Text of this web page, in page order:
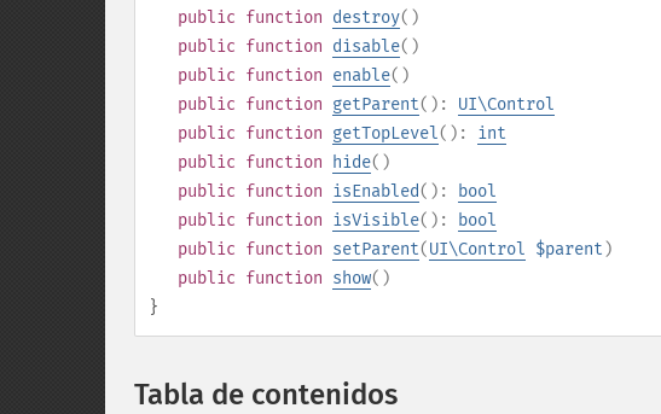
public function destroy()
public function disable()
public function enable()
public function getParent(): UI\Control
public function getTopLevel(): int
public function hide()
public function isEnabled():
bool
public function isVisible():
bool
public function setParent(UI\Control $parent )
public function show()
}
Tabla de contenidos